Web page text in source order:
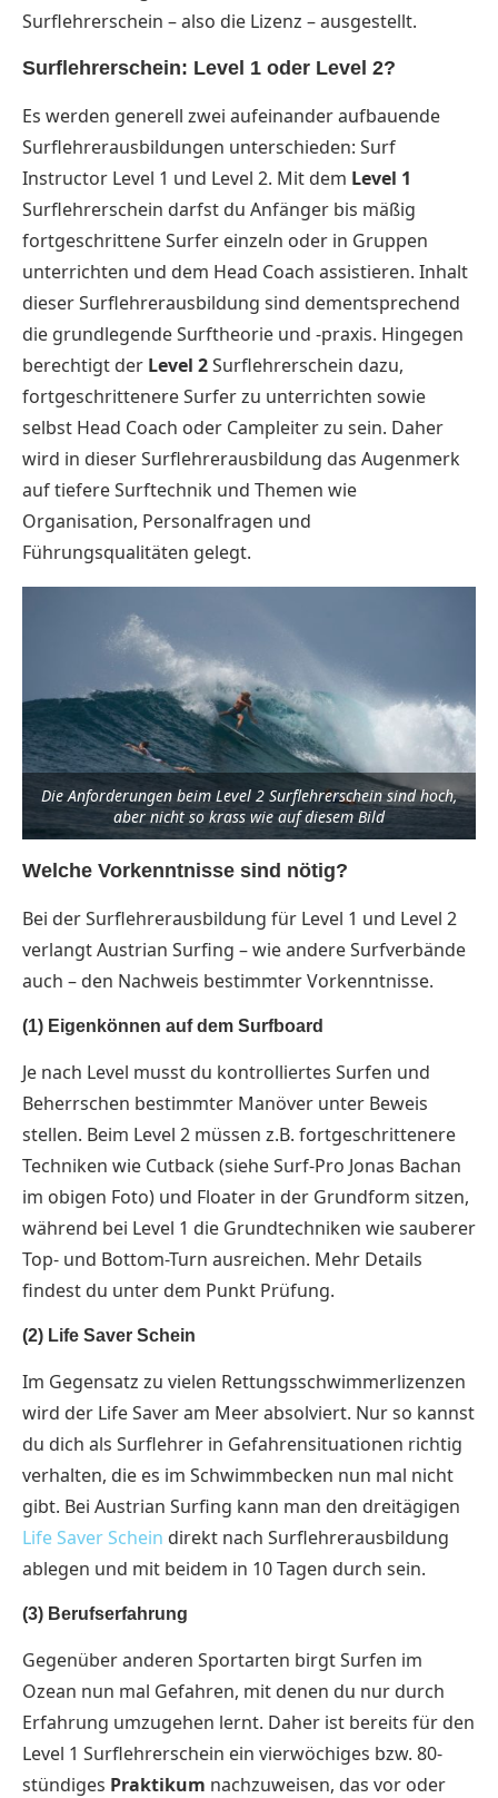
Surflehrerschein – also die Lizenz – ausgestellt.
Surflehrerschein: Level 1 oder Level 2?
Es werden generell zwei aufeinander aufbauende
Surflehrerausbildungen unterschieden: Surf
Instructor Level 1 und Level 2. Mit dem Level 1
Surflehrerschein darfst du Anfänger bis mäßig
fortgeschrittene Surfer einzeln oder in Gruppen
unterrichten und dem Head Coach assistieren. Inhalt
dieser Surflehrerausbildung sind dementsprechend
die grundlegende Surftheorie und -praxis. Hingegen
berechtigt der Level 2Surflehrerschein dazu,
fortgeschrittenere Surfer zu unterrichten sowie
selbst Head Coach oder Campleiter zu sein. Daher
wird in dieser Surflehrerausbildung das Augenmerk
auf tiefere Surftechnik und Themen wie
Organisation, Personalfragen und
Führungsqualitäten gelegt.
Die Anforderungen beim Level 2 Surflehrerschein sind hoch,
aber nicht so krass wie auf diesem Bild
Welche Vorkenntnisse sind nötig?
Bei der Surflehrerausbildung für Level 1 und Level 2
verlangt Austrian Surfing – wie andere Surfverbände
auch – den Nachweis bestimmter Vorkenntnisse.
(1) Eigenkönnen auf dem Surfboard
Je nach Level musst du kontrolliertes Surfen und
Beherrschen bestimmter Manöver unter Beweis
stellen. Beim Level 2 müssen z.B. fortgeschrittenere
Techniken wie Cutback (siehe Surf-Pro Jonas Bachan
im obigen Foto) und Floater in der Grundform sitzen,
während bei Level 1 die Grundtechniken wie sauberer
Top- und Bottom-Turn ausreichen. Mehr Details
findest du unter dem Punkt Prüfung.
(2) Life Saver Schein
Im Gegensatz zu vielen Rettungsschwimmerlizenzen
wird der Life Saver am Meer absolviert. Nur so kannst
du dich als Surflehrer in Gefahrensituationen richtig
verhalten, die es im Schwimmbecken nun mal nicht
gibt. Bei Austrian Surfing kann man den dreitägigen
Life Saver Schein direkt nach Surflehrerausbildung
ablegen und mit beidem in 10 Tagen durch sein.
(3) Berufserfahrung
Gegenüber anderen Sportarten birgt Surfen im
Ozean nun mal Gefahren, mit denen du nur durch
Erfahrung umzugehen lernt. Daher ist bereits für den
Level 1 Surflehrerschein ein vierwöchiges bzw. 80-
stündiges Praktikum nachzuweisen, das vor oder